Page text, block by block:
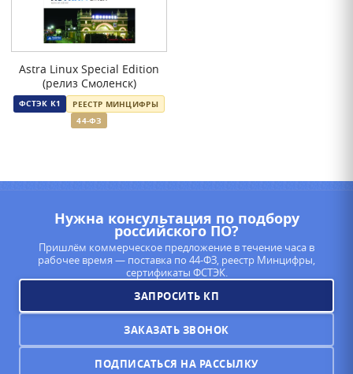
Astra Linux Special Edition
(релиз Смоленск)
ФСТЭК К1
РЕЕСТР МИНЦИФРЫ
44-ФЗ
Нужна консультация по подбору
российского ПО?
Пришлём коммерческое предложение в течение часа в
рабочее время — поставка по 44-ФЗ, реестр Минцифры,
сертификаты ФСТЭК.
ЗАПРОСИТЬ КП
ЗАКАЗАТЬ ЗВОНОК
ПОДПИСАТЬСЯ НА РАССЫЛКУ